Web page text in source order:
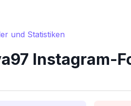
und Statistiken
Instagram-